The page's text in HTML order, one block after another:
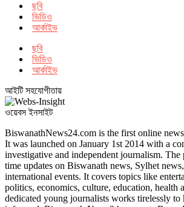
ছবি
ভিডিও
আর্কাইভ
ছবি
ভিডিও
আর্কাইভ
আইটি সহযোগীতায়
ওয়েবস ইনসাইট
BiswanathNews24.com is the first online
It was launched on January 1st 2014 with a
investigative and independent journalism. The
time updates on Biswanath news, Sylhet
international events. It covers topics like
politics, economics, culture, education, health
dedicated young journalists works tirelessly to